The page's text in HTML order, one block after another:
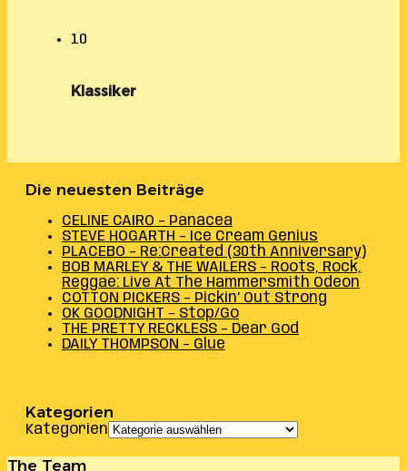
10
Klassiker
Die neuesten Beiträge
CELINE CAIRO – Panacea
STEVE HOGARTH – Ice Cream Genius
PLACEBO – Re:Created (30th Anniversary)
BOB MARLEY & THE WAILERS – Roots, Rock,
Reggae: Live At The Hammersmith Odeon
COTTON PICKERS – Pickin’ Out Strong
OK GOODNIGHT – Stop/Go
THE PRETTY RECKLESS – Dear God
DAILY THOMPSON – Glue
Kategorien
Kategorien
The Team